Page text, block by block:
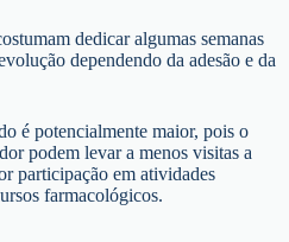
dedicar algumas semanas
dependendo da adesão e da
é potencialmente maior, pois o
podem levar a menos visitas a
participação em atividades
farmacológicos.